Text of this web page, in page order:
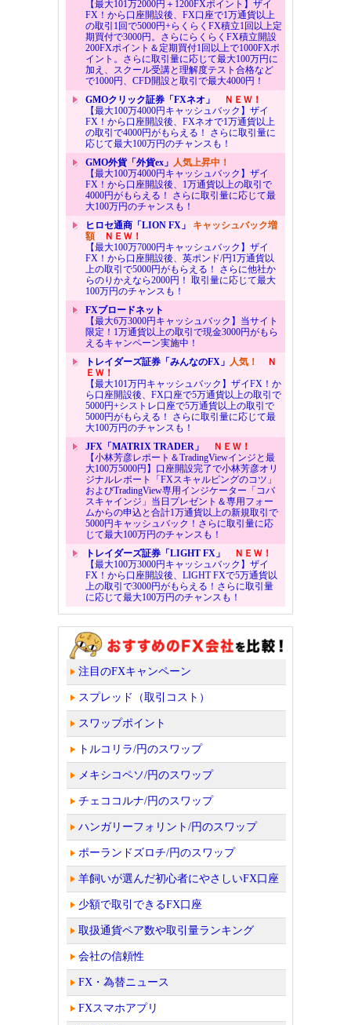
【最大101万2000円＋1200FXポイント】ザイ
FX！から口座開設後、FX口座で1万通貨以上
の取引1回で5000円+らくらくFX積立1回以上定
期買付で3000円。さらにらくらくFX積立開設
200FXポイント＆定期買付1回以上で1000FXポ
イント。さらに取引量に応じて最大100万円に
加え、スクール受講と理解度テスト合格など
で1000円、CFD開設と取引で最大4000円！
GMOクリック証券「FXネオ」
ＮＥＷ！
【最大100万4000円キャッシュバック】ザイ
FX！から口座開設後、FXネオで1万通貨以上
の取引で4000円がもらえる！ さらに取引量に
応じて最大100万円のチャンスも！
GMO外貨「外貨ex」 人気上昇中！
【最大100万4000円キャッシュバック】ザイ
FX！から口座開設後、1万通貨以上の取引で
4000円がもらえる！ さらに取引量に応じて最
大100万円のチャンスも！
ヒロセ通商「LION FX」 キャッシュバック増
額ＮＥＷ！
【最大100万7000円キャッシュバック】ザイ
FX！から口座開設後、英ポンド/円1万通貨以
上の取引で5000円がもらえる！ さらに他社か
らのりかえなら2000円！ 取引量に応じて最大
100万円のチャンスも！
FXブロードネット
【最大6万3000円キャッシュバック】当サイト
限定！1万通貨以上の取引で現金3000円がもら
えるキャンペーン実施中！
トレイダーズ証券「みんなのFX」 人気！
Ｎ
ＥＷ！
【最大101万円キャッシュバック】ザイFX！か
ら口座開設後、FX口座で5万通貨以上の取引で
5000円+シストレ口座で5万通貨以上の取引で
5000円がもらえる！ さらに取引量に応じて最
大100万円のチャンスも！
JFX「MATRIX TRADER」
ＮＥＷ！
【小林芳彦レポート＆TradingViewインジと最
大100万5000円】口座開設完了で小林芳彦オリ
ジナルレポート「FXスキャルピングのコツ」
およびTradingView専用インジケーター「コバ
スキャインジ」当日プレゼント＆専用フォー
ムからの申込と合計1万通貨以上の新規取引で
5000円キャッシュバック！さらに取引量に応
じて最大100万円のチャンスも！
トレイダーズ証券「LIGHT FX」
ＮＥＷ！
【最大100万3000円キャッシュバック】ザイ
FX！から口座開設後、LIGHT FXで5万通貨以
上の取引で3000円がもらえる！さらに取引量
に応じて最大100万円のチャンスも！
注目のFXキャンペーン
スプレッド（取引コスト）
スワップポイント
トルコリラ/円のスワップ
メキシコペソ/円のスワップ
チェココルナ/円のスワップ
ハンガリーフォリント/円のスワップ
ポーランドズロチ/円のスワップ
羊飼いが選んだ初心者にやさしいFX口座
少額で取引できるFX口座
取扱通貨ペア数や取引量ランキング
会社の信頼性
FX・為替ニュース
FXスマホアプリ